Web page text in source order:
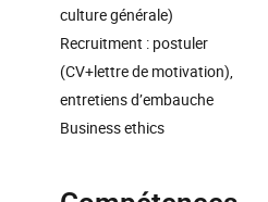
culture générale)
Recruitment : postuler
(CV+lettre de motivation),
entretiens d’embauche
Business ethics